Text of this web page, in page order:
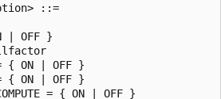
::=
| OFF }
{ ON | OFF }
{ ON | OFF }
= { ON | OFF }